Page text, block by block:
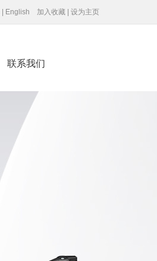
English 加入收藏 设为主页
联系我们